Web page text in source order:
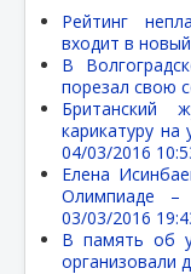
Рейтинг
входит в
В
порезал свою
Британский
карикатуру
04/03/2016
Елена
Олимпиаде
03/03/2016
В память об
организовали